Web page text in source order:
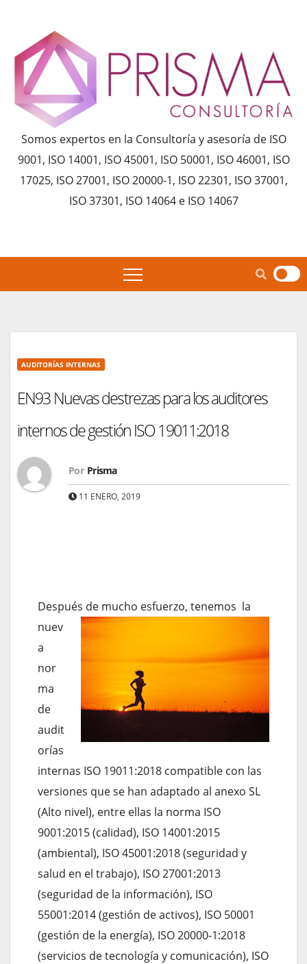
contenido
Somos expertos en la Consultoría y asesoría de ISO
9001, ISO 14001, ISO 45001, ISO 50001, ISO 46001, ISO
17025, ISO 27001, ISO 20000-1, ISO 22301, ISO 37001,
ISO 37301, ISO 14064 e ISO 14067
AUDITORÍAS INTERNAS
EN93 Nuevas destrezas para los auditores
internos de gestión ISO 19011:2018
Por Prisma
11 ENERO, 2019
Después de mucho esfuerzo, tenemos la
nuev
a
nor
ma
de
audit
orías
internas ISO 19011:2018 compatible con las
versiones que se han adaptado al anexo SL
(Alto nivel), entre ellas la norma ISO
9001:2015 (calidad), ISO 14001:2015
(ambiental), ISO 45001:2018 (seguridad y
salud en el trabajo), ISO 27001:2013
(seguridad de la información), ISO
55001:2014 (gestión de activos), ISO 50001
(gestión de la energía), ISO 20000-1:2018
(servicios de tecnología y comunicación), ISO